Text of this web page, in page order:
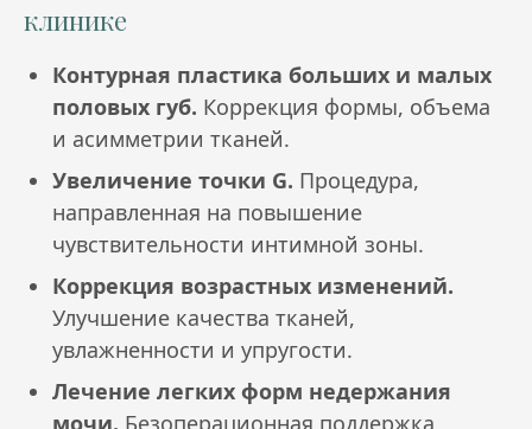
клинике
Контурная пластика больших и малых
половых губ. Коррекция формы, объема
и асимметрии тканей.
Увеличение точки G. Процедура,
направленная на повышение
чувствительности интимной зоны.
Коррекция возрастных изменений.
Улучшение качества тканей,
увлажненности и упругости.
Лечение легких форм недержания
мочи. Безоперационная поддержка